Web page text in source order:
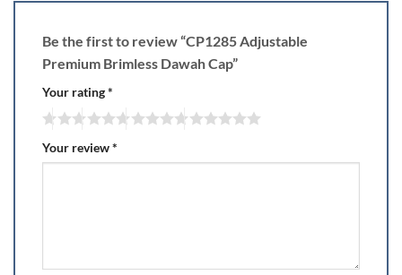
Be the first to review “CP1285 Adjustable
Premium Brimless Dawah Cap”
Your rating*
Your review*